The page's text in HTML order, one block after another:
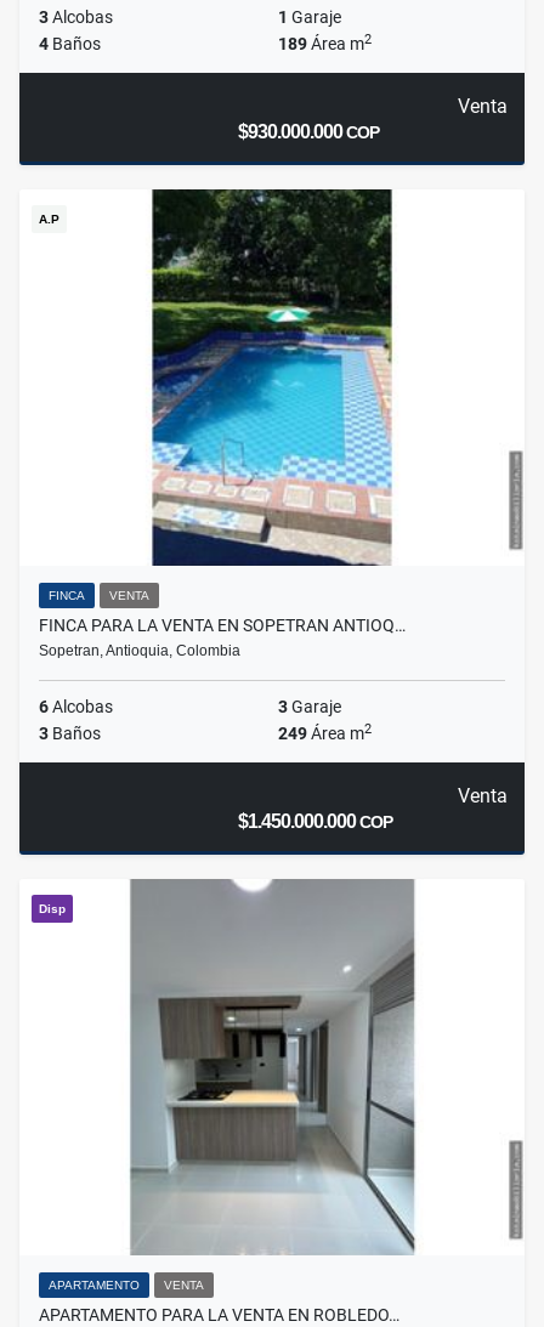
3Alcobas 1 Garaje
4 Baños 189Área m2
Venta
$930.000.000COP
A.P
FINCA VENTA
FINCA PARA LA VENTA EN SOPETRAN ANTIOQ…
Sopetran, Antioquia, Colombia
6Alcobas 3Garaje
3 Baños 249Área m2
Venta
$1.450.000.000COP
Disp
APARTAMENTO VENTA
APARTAMENTO PARA LA VENTA EN ROBLEDO…